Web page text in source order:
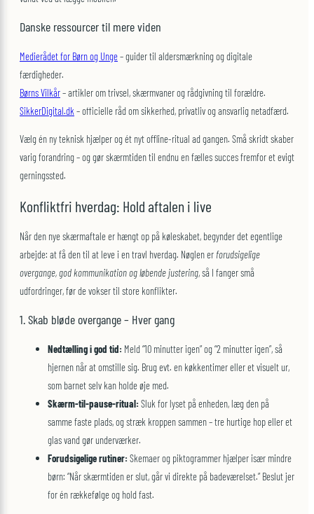
Danske ressourcer til mere viden
Medierådet for Børn og Unge– guider til aldersmærkning og digitale
færdigheder.
Børns Vilkår– artikler om trivsel, skærmvaner og rådgivning til forældre.
SikkerDigital.dk – officielle råd om sikkerhed, privatliv og ansvarlig netadfærd.
Vælg én ny teknisk hjælper og ét nyt offline-ritual ad gangen. Små skridt skaber
varig forandring – og gør skærmtiden til endnu en fælles succes fremfor et evigt
gerningssted.
Konfliktfri hverdag: Hold aftalen i live
Når den nye skærmaftale er hængt op på køleskabet, begynder det egentlige
arbejde: at få den til at leve i en travl hverdag. Nøglen er forudsigelige
overgange, god kommunikation og løbende justering, så I fanger små
udfordringer, før de vokser til store konflikter.
1. Skab bløde overgange – Hver gang
Nedtælling i god tid: Meld “10 minutter igen” og “2 minutter igen”, så
hjernen når at omstille sig. Brug evt. en køkken­timer eller et visuelt ur,
som barnet selv kan holde øje med.
Skærm-til-pause-ritual: Sluk for lyset på enheden, læg den på
samme faste plads, og stræk kroppen sammen – tre hurtige hop eller et
glas vand gør underværker.
Forudsigelige rutiner: Skemaer og piktogrammer hjælper især mindre
børn: “Når skærmtiden er slut, går vi direkte på badeværelset.” Beslut jer
for én rækkefølge og hold fast.